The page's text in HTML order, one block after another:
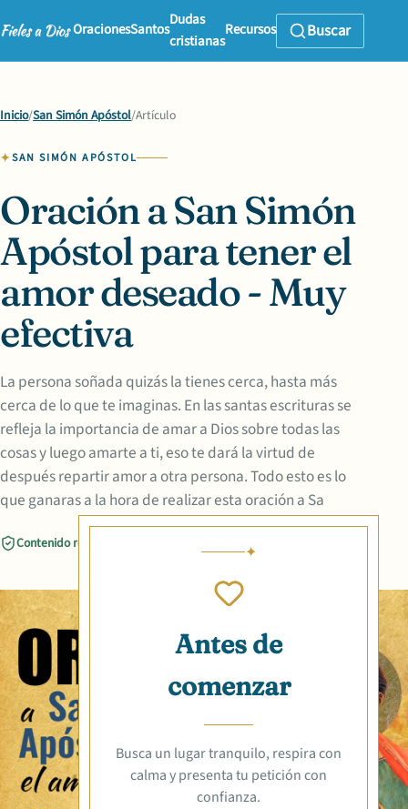
OracionesSantos
Dudas
cristianas
Recursos Buscar
Inicio/San Simón Apóstol/Artículo
SAN SIMÓN APÓSTOL
Oración a San Simón
Apóstol para tener el
amor deseado - Muy
efectiva
La persona soñada quizás la tienes cerca, hasta más
cerca de lo que te imaginas. En las santas escrituras se
refleja la importancia de amar a Dios sobre todas las
cosas y luego amarte a ti, eso te dará la virtud de
después repartir amor a otra persona. Todo esto es lo
que ganaras a la hora de realizar esta oración a Sa
Contenido revisado
Antes de
comenzar
Busca un lugar tranquilo, respira con
calma y presenta tu petición con
confianza.